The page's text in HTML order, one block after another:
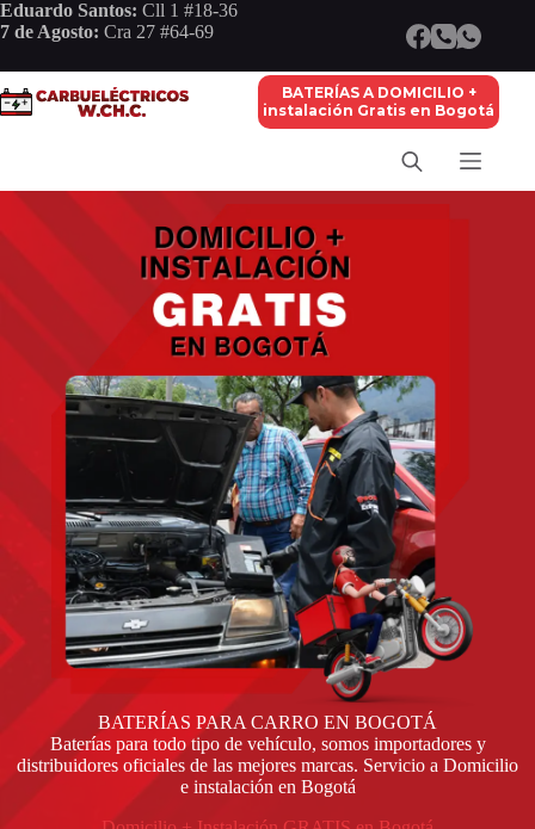
Saltar
al
Eduardo Santos: Cll 1 #18-36
7 de Agosto: Cra 27 #64-69
BATERÍAS A DOMICILIO +
instalación Gratis en Bogotá
BATERÍAS PARA CARRO EN BOGOTÁ
Baterías para todo tipo de vehículo, somos importadores y
distribuidores oficiales de las mejores marcas. Servicio a Domicilio
e instalación en Bogotá